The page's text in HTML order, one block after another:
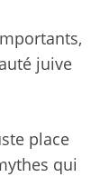
juive
place
qui